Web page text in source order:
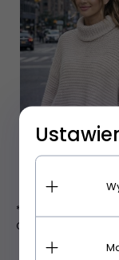
*Beżowy Sweter
Golfem - Wełna i